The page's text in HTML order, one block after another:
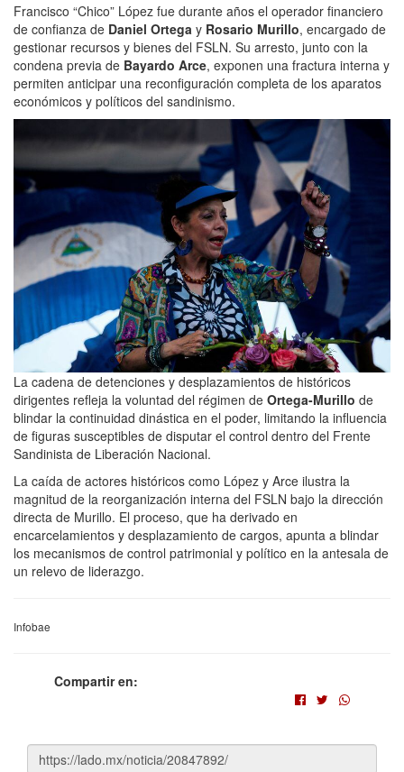
Francisco “Chico” López fue durante años el operador financiero
de confianza de Daniel Ortega y Rosario Murillo, encargado de
gestionar recursos y bienes del FSLN. Su arresto, junto con la
condena previa de Bayardo Arce, exponen una fractura interna y
permiten anticipar una reconfiguración completa de los aparatos
económicos y políticos del sandinismo.
La cadena de detenciones y desplazamientos de históricos
dirigentes refleja la voluntad del régimen de Ortega-Murillo de
blindar la continuidad dinástica en el poder, limitando la influencia
de figuras susceptibles de disputar el control dentro del Frente
Sandinista de Liberación Nacional.
La caída de actores históricos como López y Arce ilustra la
magnitud de la reorganización interna del FSLN bajo la dirección
directa de Murillo. El proceso, que ha derivado en
encarcelamientos y desplazamiento de cargos, apunta a blindar
los mecanismos de control patrimonial y político en la antesala de
un relevo de liderazgo.
Infobae
Compartir en: